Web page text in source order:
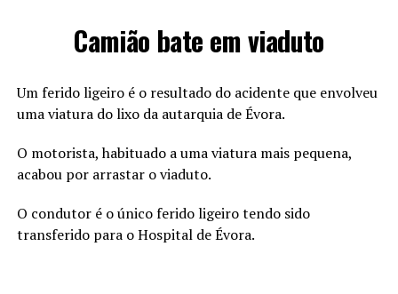
Camião bate em viaduto
Um ferido ligeiro é o resultado do acidente que envolveu
uma viatura do lixo da autarquia de Évora.
O motorista, habituado a uma viatura mais pequena,
acabou por arrastar o viaduto.
O condutor é o único ferido ligeiro tendo sido
transferido para o Hospital de Évora.